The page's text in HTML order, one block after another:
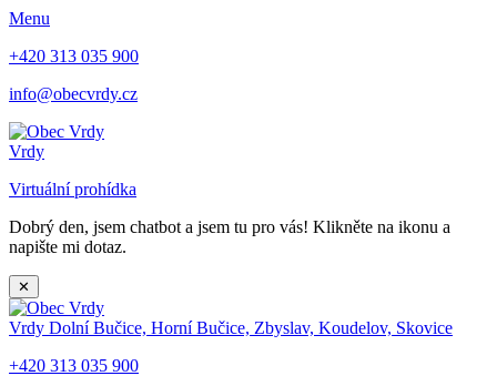
Menu
+420 313 035 900
info@obecvrdy.cz
Vrdy
Virtuální prohídka
Dobrý den, jsem chatbot a jsem tu pro vás! Klikněte na ikonu a
napište mi dotaz.
✕
Vrdy Dolní Bučice, Horní Bučice, Zbyslav, Koudelov, Skovice
+420 313 035 900